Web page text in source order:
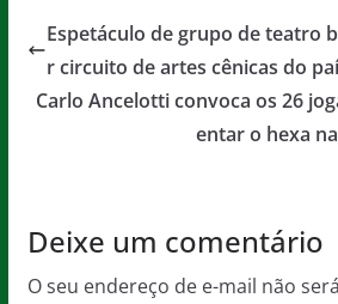
e
b
o
er l s
A
p
p
a
g
e
Espetáculo de grupo de teatro
r circuito de artes cênicas do
Carlo Ancelotti convoca os 26
entar o hexa
Deixe um comentário
O seu endereço de e-mail não